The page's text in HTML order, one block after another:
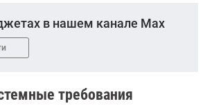
в нашем канале Max
требования